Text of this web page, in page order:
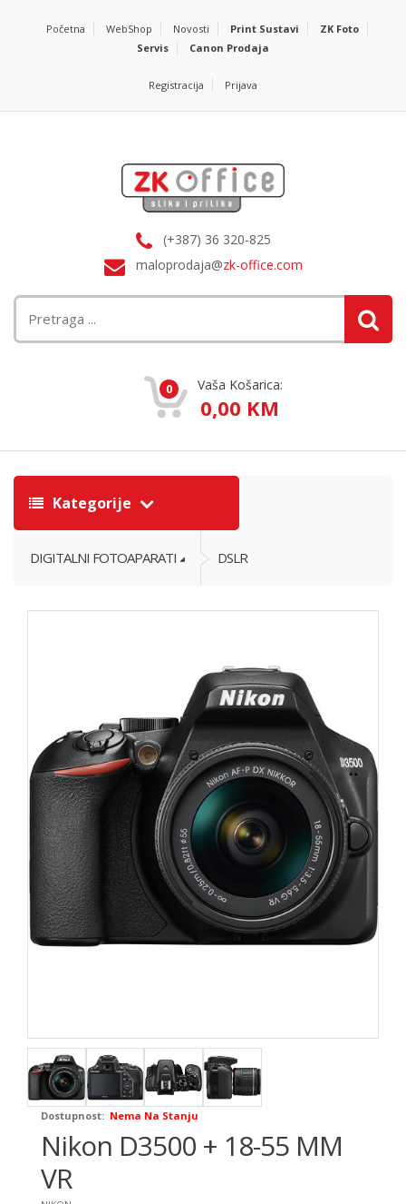
Početna WebShop Novosti Print Sustavi
ZK Foto
Servis
Canon Prodaja
Registracija Prijava
(+387) 36 320-825
maloprodaja@zk-office.com
0 Vaša Košarica:
0,00 KM
Kategorije
DIGITALNI FOTOAPARATI DSLR
Dostupnost: Nema Na Stanju
Nikon D3500 + 18-55 MM
VR